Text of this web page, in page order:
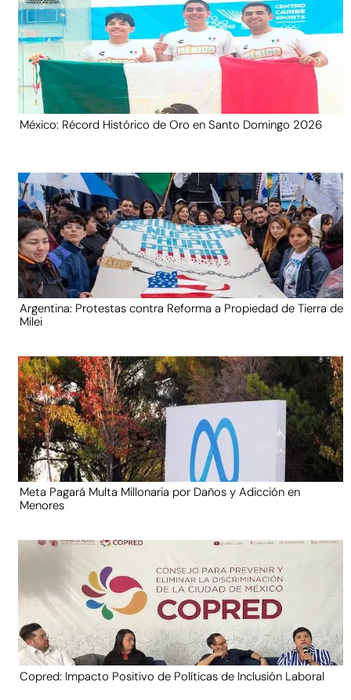
México: Récord Histórico de Oro en Santo Domingo 2026
Argentina: Protestas contra Reforma a Propiedad de Tierra de
Milei
Meta Pagará Multa Millonaria por Daños y Adicción en
Menores
Copred: Impacto Positivo de Políticas de Inclusión Laboral